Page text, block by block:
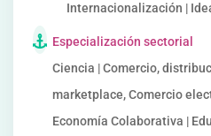
Internacionalización |
Especialización sectorial
Ciencia | Comercio,
marketplace, Comercio
Economía Colaborativa |